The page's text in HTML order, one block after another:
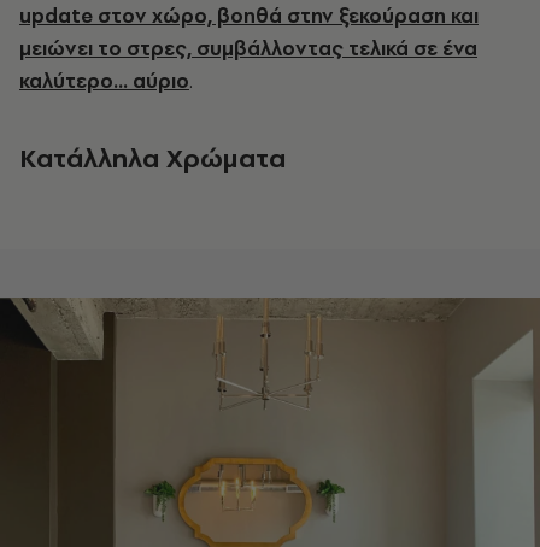
update στον χώρο, βοηθά στην ξεκούραση και
μειώνει το στρες, συμβάλλοντας τελικά σε ένα
καλύτερο… αύριο.
Κατάλληλα Χρώματα